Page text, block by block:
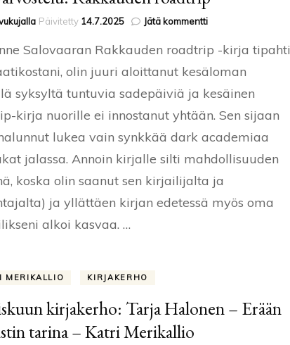
Päivitetty 14.7.2025 Jätä kommenttiartikkeliin
arvostelu:
roadtrip
Salovaaran Rakkauden roadtrip -kirja tipahti
olin juuri aloittanut kesäloman
syksyltä tuntuvia sadepäiviä ja kesäinen
kirja nuorille ei innostanut yhtään. Sen sijaan
lukea vain synkkää dark academiaa
jalassa. Annoin kirjalle silti mahdollisuuden
koska olin saanut sen kirjailijalta ja
ja yllättäen kirjan edetessä myös oma
alkoi kasvaa. …
MERIKALLIO KIRJAKERHO
kirjakerho: Tarja Halonen – Erään
tarina – Katri Merikallio